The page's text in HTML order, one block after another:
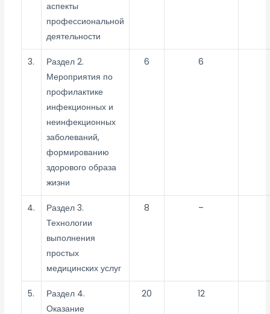
аспекты
профессиональной
деятельности
3.
Раздел 2.
Мероприятия по
профилактике
инфекционных и
неинфекционных
заболеваний,
формированию
здорового образа
жизни
6 6
4.
Раздел 3.
Технологии
выполнения
простых
медицинских услуг
8 –
5.
Раздел 4.
Оказание
20 12